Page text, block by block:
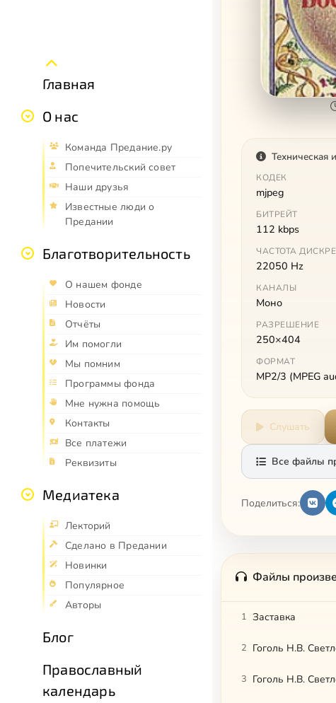
Главная
О нас
Команда Предание.ру
Попечительский совет
Наши друзья
Известные люди о
Предании
Благотворительность
О нашем фонде
Новости
Отчёты
Им помогли
Мы помним
Программы фонда
Мне нужна помощь
Контакты
Все платежи
Реквизиты
Медиатека
Лекторий
Сделано в Предании
Новинки
Популярное
Авторы
Блог
Православный
календарь
Техническая
КОДЕК
mjpeg
БИТРЕЙТ
112 kbps
ЧАСТОТА
22050 Hz
КАНАЛЫ
Моно
РАЗРЕШЕНИЕ
250×404
ФОРМАТ
MP2/3 (MPEG
Слушать
Все файлы
Поделиться:
Файлы
1 Заставка
2 Гоголь Н.В.
3 Гоголь Н.В.